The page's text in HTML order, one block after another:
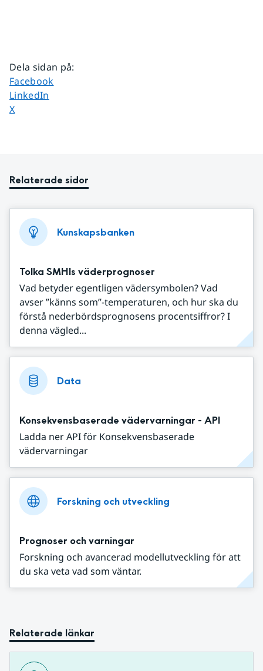
Dela sidan på:
Dela sidan på
Facebook
Dela sidan på
LinkedIn
Dela sidan på
X
Relaterade sidor
Kunskapsbanken
Tolka SMHIs väderprognoser
Vad betyder egentligen vädersymbolen? Vad
avser ”känns som”-temperaturen, och hur ska du
förstå nederbördsprognosens procentsiffror? I
denna vägled...
Data
Konsekvensbaserade vädervarningar - API
Ladda ner API för Konsekvensbaserade
vädervarningar
Forskning och utveckling
Prognoser och varningar
Forskning och avancerad modellutveckling för att
du ska veta vad som väntar.
Relaterade länkar